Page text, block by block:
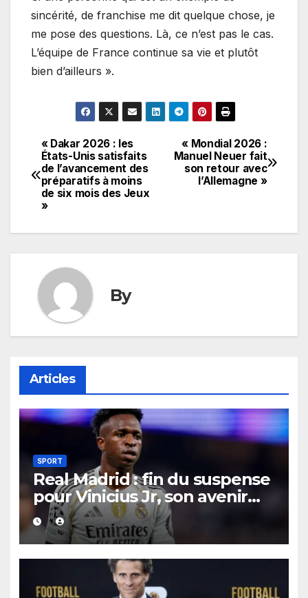
sincérité, de franchise me dit quelque chose, je
me pose des questions. Là, ce n’est pas le cas.
L’équipe de France continue sa vie et plutôt
bien d’ailleurs ».
Navigation
de
l’article
« Mondial 2026 :
Manuel Neuer fait
son retour avec
l’Allemagne »
« Dakar 2026 : les
États-Unis satisfaits
de l’avancement des
préparatifs à moins
de six mois des Jeux
»
By
Articles
SPORT
Real Madrid : fin du suspense
pour Vinicius Jr, son avenir
chez les Merengue désormais
scellé.